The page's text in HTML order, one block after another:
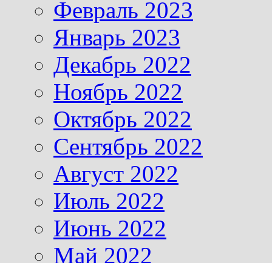
Февраль 2023
Январь 2023
Декабрь 2022
Ноябрь 2022
Октябрь 2022
Сентябрь 2022
Август 2022
Июль 2022
Июнь 2022
Май 2022